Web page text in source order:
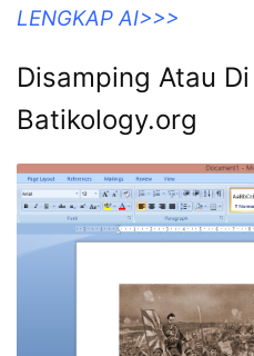
LENGKAP AI>>>
Disamping Atau
Batikology.org